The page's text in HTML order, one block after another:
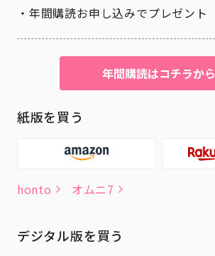
年間購読お申し込みでプレゼント
年間購読はコチラから
紙版を買う
honto オムニ7
デジタル版を買う